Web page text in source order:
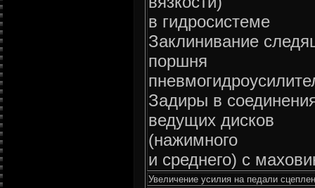
в гидросистеме
Заклинивание
поршня
Задиры в
ведущих дисков
(нажимного
и среднего) с
Увеличение усилия на педали